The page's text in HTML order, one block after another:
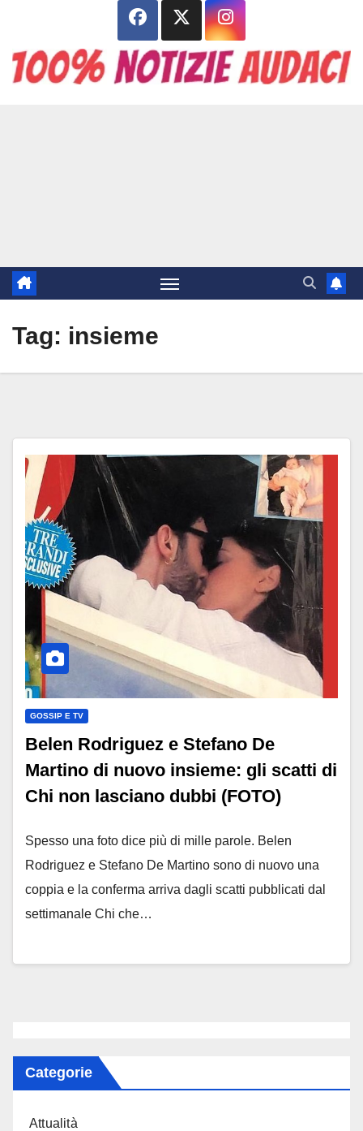
contenuto
Tag: insieme
GOSSIP E TV
Belen Rodriguez e Stefano De
Martino di nuovo insieme: gli scatti di
Chi non lasciano dubbi (FOTO)
Spesso una foto dice più di mille parole. Belen
Rodriguez e Stefano De Martino sono di nuovo una
coppia e la conferma arriva dagli scatti pubblicati dal
settimanale Chi che…
Categorie
Attualità